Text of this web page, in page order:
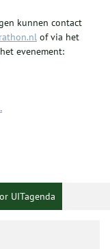
kunnen contact
of via het
evenement:
UITagenda